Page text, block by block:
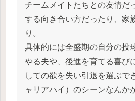
チームメイトたちとの友情だ
する向き合い方だったり、家
り。
具体的には全盛期の自分の投
やる夫や、後進を育てる喜び
しての欲を失い引退を選ぶで
ャリアハイ）のシーンなんか